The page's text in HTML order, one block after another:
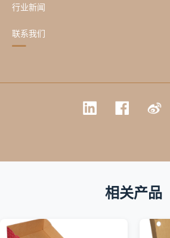
行业新闻
联系我们
相关产品